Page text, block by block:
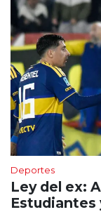
Deportes
Ley del ex:
Estudiantes